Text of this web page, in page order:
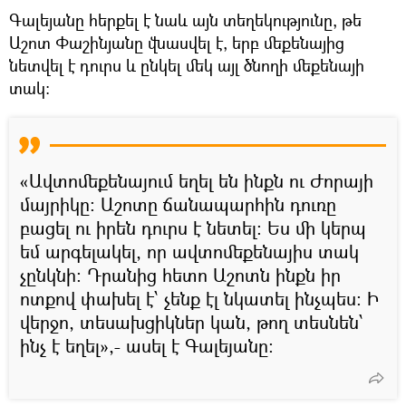
Գալեյանը հերքել է նաև այն տեղեկությունը, թե
Աշոտ Փաշինյանը վնասվել է, երբ մեքենայից
նետվել է դուրս և ընկել մեկ այլ ծնողի մեքենայի
տակ։
«Ավտոմեքենայում եղել են ինքն ու Ժորայի
մայրիկը։ Աշոտը ճանապարհին դուռը
բացել ու իրեն դուրս է նետել։ Ես մի կերպ
եմ արգելակել, որ ավտոմեքենայիս տակ
չընկնի։ Դրանից հետո Աշոտն ինքն իր
ոտքով փախել է՝ չենք էլ նկատել ինչպես։ Ի
վերջո, տեսախցիկներ կան, թող տեսնեն՝
ինչ է եղել»,- ասել է Գալեյանը։